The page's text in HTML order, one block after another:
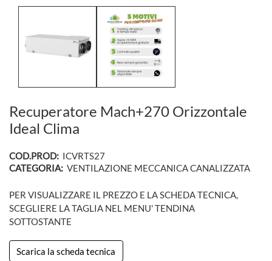
Recuperatore Mach+270 Orizzontale
Ideal Clima
COD.PROD: ICVRTS27
CATEGORIA: VENTILAZIONE MECCANICA CANALIZZATA
PER VISUALIZZARE IL PREZZO E LA SCHEDA TECNICA,
SCEGLIERE LA TAGLIA NEL MENU' TENDINA
SOTTOSTANTE
Scarica la scheda tecnica